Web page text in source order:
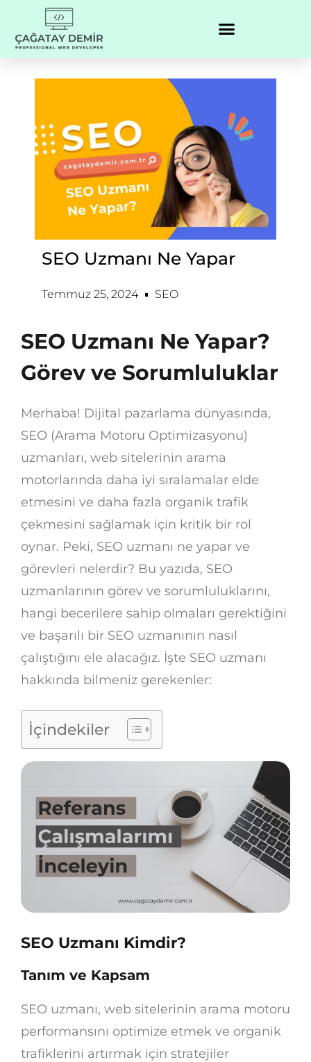
SEO Uzmanı Ne Yapar
Temmuz 25, 2024 SEO
SEO Uzmanı Ne Yapar?
Görev ve Sorumluluklar
Merhaba! Dijital pazarlama dünyasında,
SEO (Arama Motoru Optimizasyonu)
uzmanları, web sitelerinin arama
motorlarında daha iyi sıralamalar elde
etmesini ve daha fazla organik trafik
çekmesini sağlamak için kritik bir rol
oynar. Peki, SEO uzmanı ne yapar ve
görevleri nelerdir? Bu yazıda, SEO
uzmanlarının görev ve sorumluluklarını,
hangi becerilere sahip olmaları gerektiğini
ve başarılı bir SEO uzmanının nasıl
çalıştığını ele alacağız. İşte SEO uzmanı
hakkında bilmeniz gerekenler:
İçindekiler
SEO Uzmanı Kimdir?
Tanım ve Kapsam
SEO uzmanı, web sitelerinin arama motoru
performansını optimize etmek ve organik
trafiklerini artırmak için stratejiler